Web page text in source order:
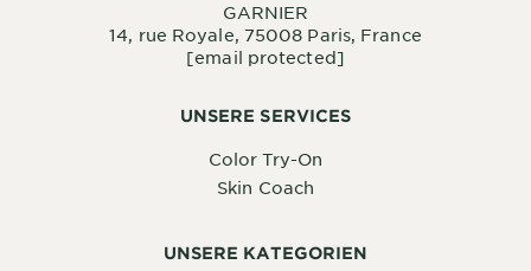
UNSERE SERVICES
Color Try-On
Skin Coach
UNSERE KATEGORIEN
GARNIER
14, rue Royale, 75008 Paris, France
[email protected]